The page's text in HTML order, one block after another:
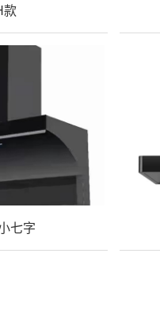
款
七字